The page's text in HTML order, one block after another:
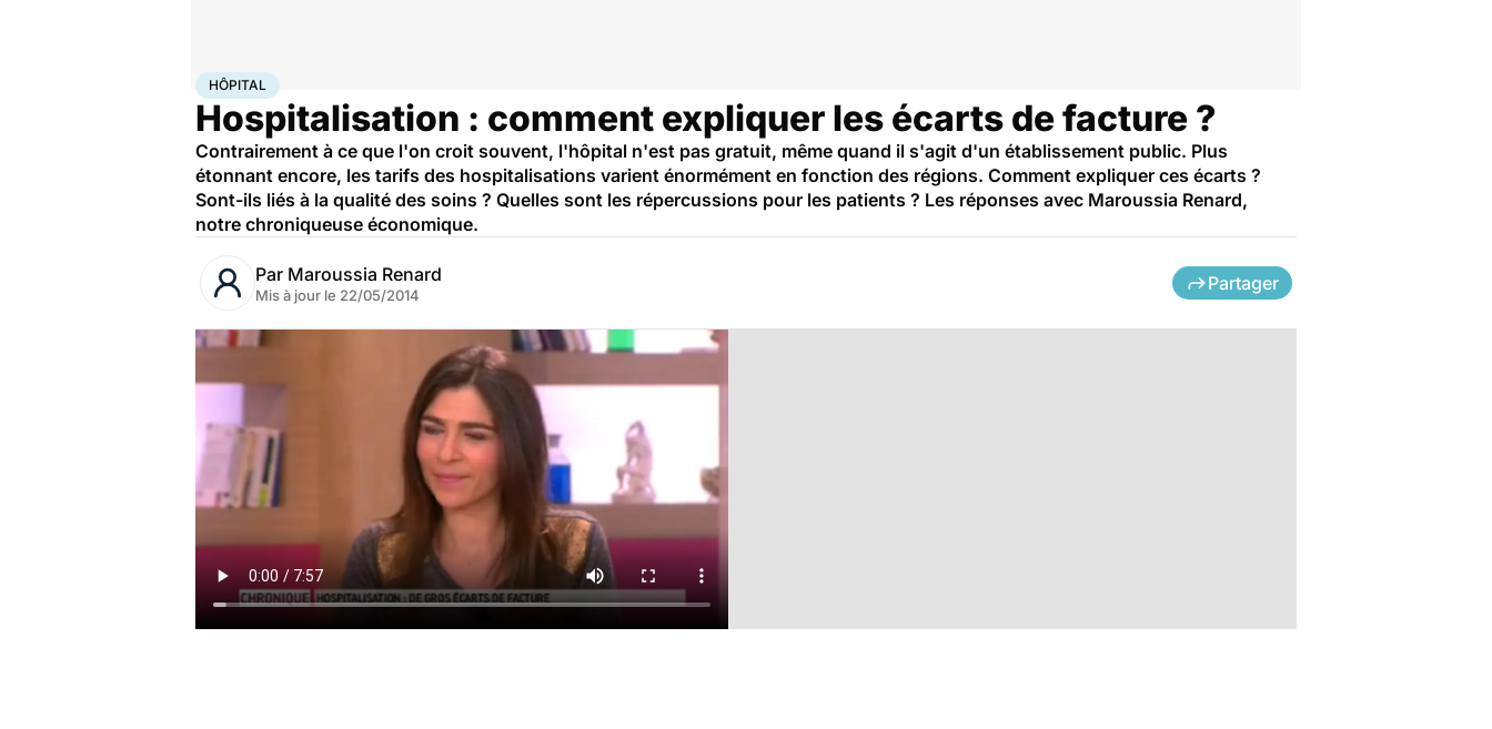
AccueilSantéSociété
HÔPITAL
Hospitalisation : comment expliquer les écarts de facture ?
Contrairement à ce que l'on croit souvent, l'hôpital n'est pas gratuit, même quand il s'agit d'un établissement public. Plus
étonnant encore, les tarifs des hospitalisations varient énormément en fonction des régions. Comment expliquer ces écarts ?
Sont-ils liés à la qualité des soins ? Quelles sont les répercussions pour les patients ? Les réponses avec Maroussia Renard,
notre chroniqueuse économique.
Par Maroussia Renard
Mis à jour le 22/05/2014
Partager